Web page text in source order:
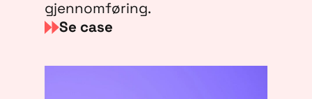
gjennomføring.
Se case